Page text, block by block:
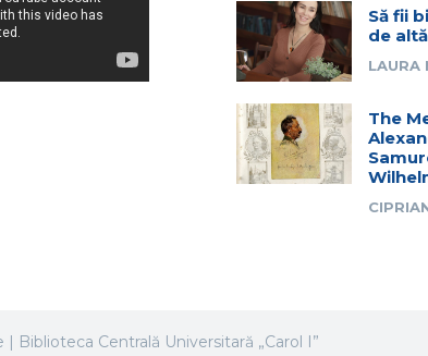
Să fii
de
LAURA
The
Biblioteca Centrală Universitară „Carol I”